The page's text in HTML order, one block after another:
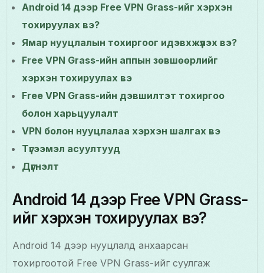
Android 14 дээр Free VPN Grass-ийг хэрхэн
тохируулах вэ?
Ямар нууцлалын тохиргоог идэвхжүүлэх вэ?
Free VPN Grass-ийн аппын зөвшөөрлийг
хэрхэн тохируулах вэ
Free VPN Grass-ийн дэвшилтэт тохиргоо
болон харьцуулалт
VPN болон нууцлалаа хэрхэн шалгах вэ
Түгээмэл асуултууд
Дүгнэлт
Android 14 дээр Free VPN Grass-
ийг хэрхэн тохируулах вэ?
Android 14 дээр нууцлалд анхаарсан
тохиргоотой Free VPN Grass-ийг суулгаж